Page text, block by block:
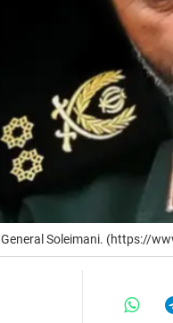
General Soleimani. (https://